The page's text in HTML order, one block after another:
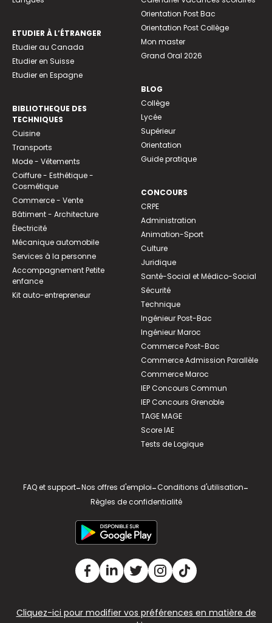
ETUDIER À L’ÉTRANGER
Etudier au Canada
Etudier en Suisse
Etudier en Espagne
BIBLIOTHEQUE DES
TECHNIQUES
Cuisine
Transports
Mode - Vêtements
Coiffure - Esthétique -
Cosmétique
Commerce - Vente
Bâtiment - Architecture
Électricité
Mécanique automobile
Services à la personne
Accompagnement Petite
enfance
Kit auto-entrepreneur
Orientation Post Bac
Orientation Post Collège
Mon master
Grand Oral 2026
BLOG
Collège
Lycée
Supérieur
Orientation
Guide pratique
CONCOURS
CRPE
Administration
Animation-Sport
Culture
Juridique
Santé-Social et Médico-Social
Sécurité
Technique
Ingénieur Post-Bac
Ingénieur Maroc
Commerce Post-Bac
Commerce Admission Parallèle
Commerce Maroc
IEP Concours Commun
IEP Concours Grenoble
TAGE MAGE
Score IAE
Tests de Logique
FAQ et support-Nos offres d'emploi-Conditions d'utilisation-
Règles de confidentialité
Cliquez-ici pour modifier vos préférences en matière de